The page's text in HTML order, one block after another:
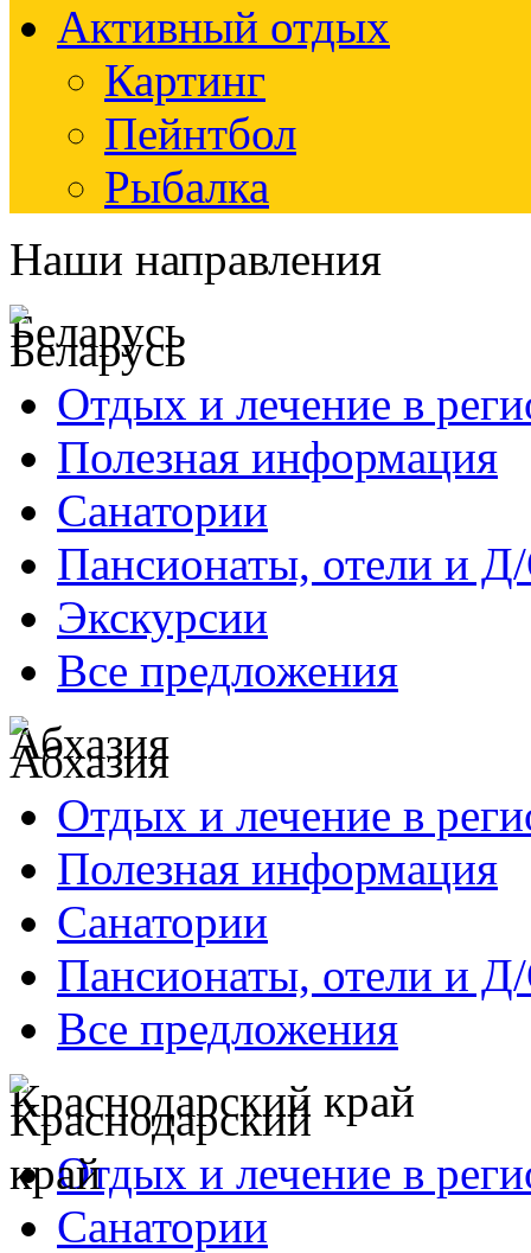
Активный отдых
Картинг
Пейнтбол
Рыбалка
Наши направления
Беларусь
Отдых и лечение в
Полезная информация
Санатории
Пансионаты, отели и
Экскурсии
Все предложения
Абхазия
Отдых и лечение в
Полезная информация
Санатории
Пансионаты, отели и
Все предложения
Краснодарский край
Отдых и лечение в
Санатории